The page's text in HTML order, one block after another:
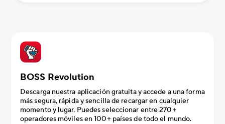
BOSS Revolution
Descarga nuestra aplicación gratuita y accede a una forma
más segura, rápida y sencilla de recargar en cualquier
momento y lugar. Puedes seleccionar entre 270+
operadores móviles en 100+ países de todo el mundo.